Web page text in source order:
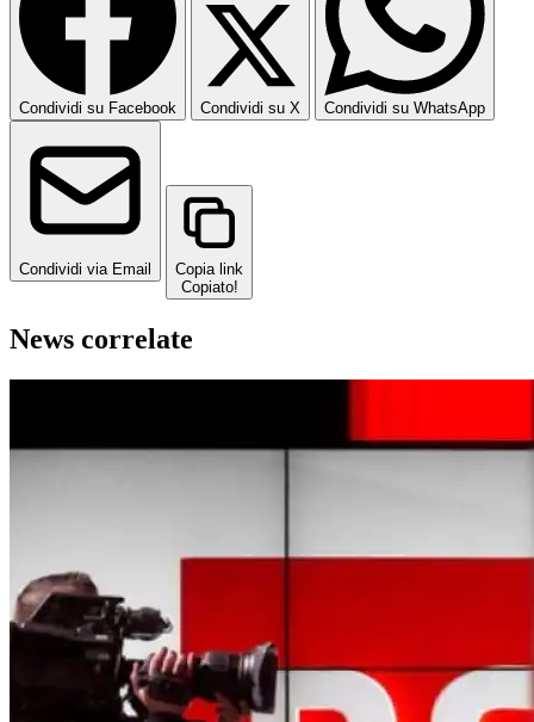
Condividi su Facebook Condividi su X Condividi su WhatsApp
Condividi via Email
Copia link
Copiato!
News correlate